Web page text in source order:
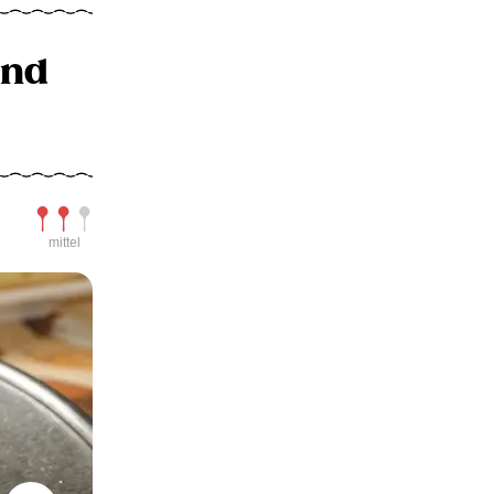
Schwierigkeit
mittel